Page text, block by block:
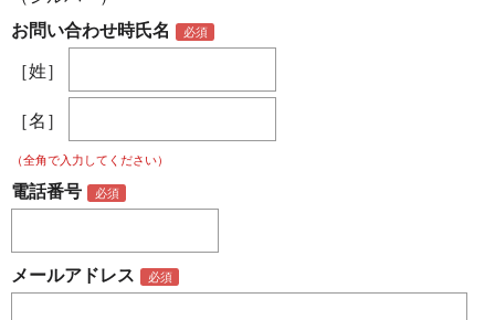
お問い合わせ時氏名
［姓］
［名］
（全角で入力してください）
電話番号
メールアドレス